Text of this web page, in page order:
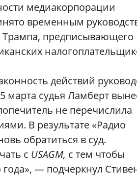
медиакорпорации
временным
предписывающего
действий
марта судья Ламберт
не перечислила
В результате «Радио
обратиться в суд.
с USAGM, с тем чтобы
— подчеркнул